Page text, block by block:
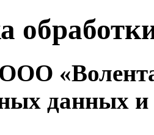
данных и